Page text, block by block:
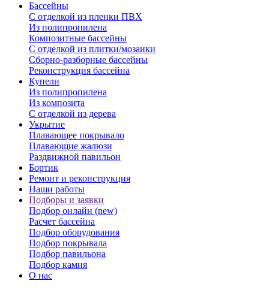
Бассейны
С отделкой из пленки ПВХ
Из полипропилена
Композитные бассейны
С отделкой из плитки/мозаики
Сборно-разборные бассейны
Реконструкция бассейна
Купели
Из полипропилена
Из композита
С отделкой из дерева
Укрытие
Плавающее покрывало
Плавающие жалюзи
Раздвижной павильон
Бортик
Ремонт и реконструкция
Наши работы
Подборы и заявки
Подбор онлайн (new)
Расчет бассейна
Подбор оборудования
Подбор покрывала
Подбор павильона
Подбор камня
О нас